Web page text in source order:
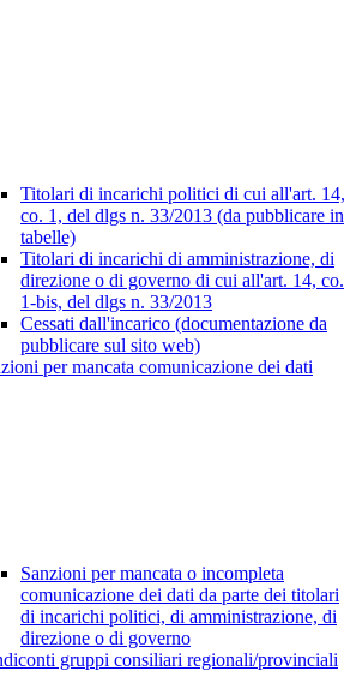
Titolari di incarichi politici di cui all'art. 14,
co. 1, del dlgs n. 33/2013 (da pubblicare in
tabelle)
Titolari di incarichi di amministrazione, di
direzione o di governo di cui all'art. 14, co.
1-bis, del dlgs n. 33/2013
Cessati dall'incarico (documentazione da
pubblicare sul sito web)
per mancata comunicazione dei dati
Sanzioni per mancata o incompleta
comunicazione dei dati da parte dei titolari
di incarichi politici, di amministrazione, di
direzione o di governo
gruppi consiliari regionali/provinciali